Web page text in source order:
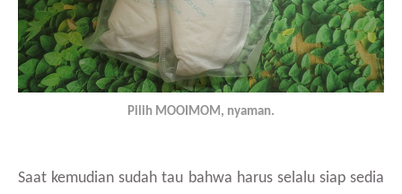
Pilih MOOIMOM, nyaman.
Saat kemudian sudah tau bahwa harus selalu siap sedia